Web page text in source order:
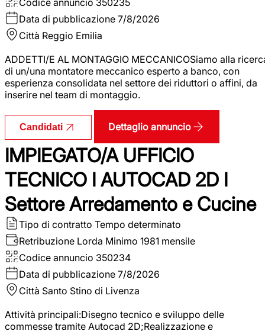
Data di pubblicazione 7/8/2026
Città Reggio Emilia
ADDETTI/E AL MONTAGGIO MECCANICOSiamo alla
di un/una montatore meccanico esperto a banco, con
esperienza consolidata nel settore dei riduttori o affini, da
inserire nel team di montaggio.
Candidati Dettaglio annuncio
IMPIEGATO/A UFFICIO
TECNICO I AUTOCAD 2D I
Settore Arredamento e Cucine
Tipo di contratto Tempo determinato
Retribuzione Lorda Minimo 1981 mensile
Codice annuncio 350234
Data di pubblicazione 7/8/2026
Città Santo Stino di Livenza
Attività principali:Disegno tecnico e sviluppo delle
commesse tramite Autocad 2D;Realizzazione e